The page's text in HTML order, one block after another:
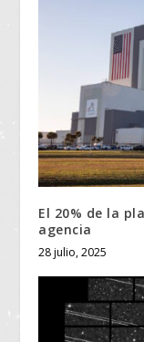
El 20% de la
agencia
28 julio, 2025